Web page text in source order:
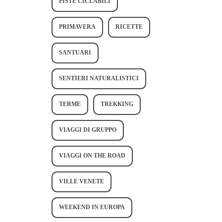
PRIMAVERA RICETTE
SANTUARI
SENTIERI NATURALISTICI
TERME TREKKING
VIAGGI DI GRUPPO
VIAGGI ON THE ROAD
VILLE VENETE
WEEKEND IN EUROPA